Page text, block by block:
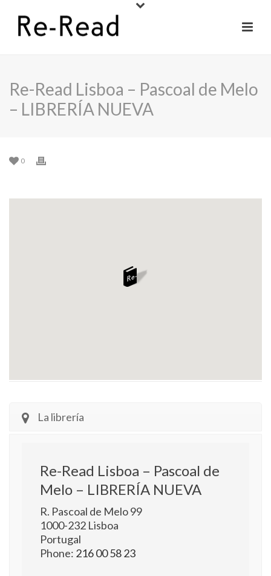
Re-Read Lisboa – Pascoal de Melo
– LIBRERÍA NUEVA
0
La librería
Re-Read Lisboa – Pascoal de
Melo – LIBRERÍA NUEVA
R. Pascoal de Melo 99
1000-232 Lisboa
Portugal
Phone: 216 00 58 23